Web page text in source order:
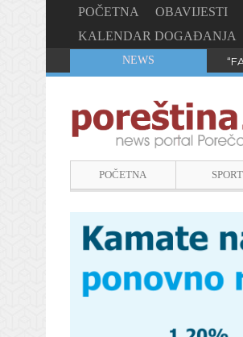
POČETNA OBAVIJESTI
KALENDAR DOGAĐANJA
NEWS
POČETNA SPORT